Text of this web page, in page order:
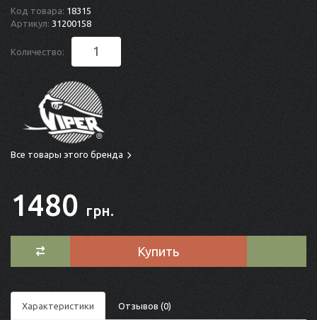
Код товара: 18315
Артикул: 31200158
Количество:
Все товары этого бренда
1480 грн.
Купить
Характеристики Отзывов (0)